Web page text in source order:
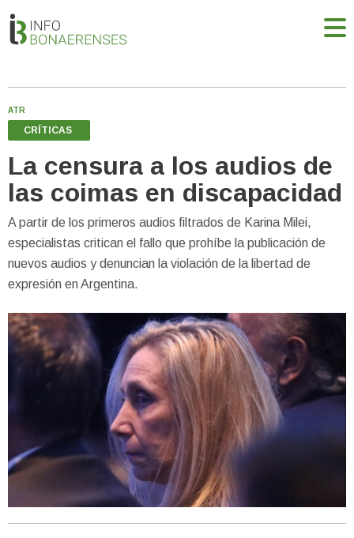
ATR
CRÍTICAS
La censura a los audios de
las coimas en discapacidad
A partir de los primeros audios filtrados de Karina Milei,
especialistas critican el fallo que prohíbe la publicación de
nuevos audios y denuncian la violación de la libertad de
expresión en Argentina.